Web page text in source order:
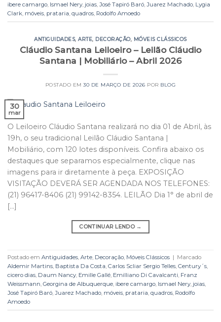
ibere camargo, Ismael Nery, joias, José Tapiró Baró, Juarez Machado, Lygia
Clark, móveis, prataria, quadros, Rodolfo Amoedo
ANTIGUIDADES,ARTE, DECORAÇÃO, MÓVEIS CLÁSSICOS
Cláudio Santana Leiloeiro – Leilão Cláudio
Santana | Mobiliário – Abril 2026
POSTADO EM30 DE MARÇO DE 2026 POR BLOG
30
mar
O Leiloeiro Cláudio Santana realizará no dia 01 de Abril, às
19h, o seu tradicional Leilão Cláudio Santana |
Mobiliário, com 120 lotes disponíveis. Confira abaixo os
destaques que separamos especialmente, clique nas
imagens para ir diretamente à peça. EXPOSIÇÃO
VISITAÇÃO DEVERÁ SER AGENDADA NOS TELEFONES:
(21) 96417-8406 (21) 99142-8354. LEILÃO Dia 1° de abril de
[…]
CONTINUAR LENDO →
Postado em Antiguidades, Arte, Decoração, Móveis Clássicos | Marcado
Aldemir Martins, Baptista Da Costa, Carlos Scliar Sergio Telles, Century´s,
cicero dias, Daum Nancy, Emille Gallé, Emilliano Di Cavalcanti, Franz
Weissmann, Georgina de Albuquerque, ibere camargo, Ismael Nery, joias,
José Tapiró Baró, Juarez Machado, móveis, prataria, quadros, Rodolfo
Amoedo